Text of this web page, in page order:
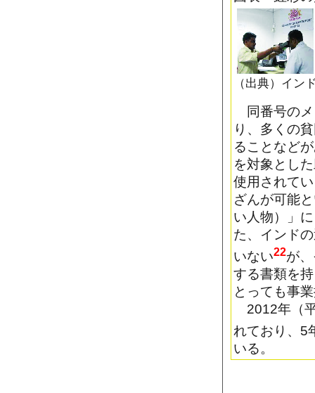
（出典）イン
同番号のメ
り、多くの
ることなど
を対象とし
使用されて
ざんが可能
い人物）」
た、インド
いない22が
する書類を
とっても事
2012年（
れており、5
いる。